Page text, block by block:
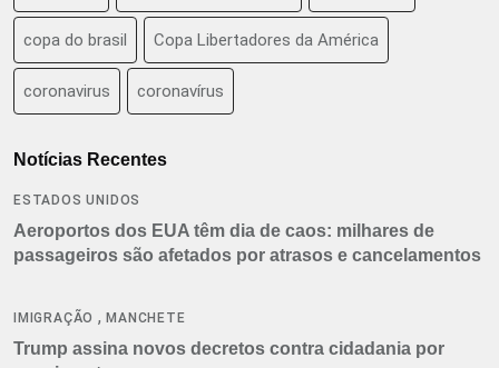
copa do brasil Copa Libertadores da América
coronavirus coronavírus
Notícias Recentes
ESTADOS UNIDOS
Aeroportos dos EUA têm dia de caos: milhares de
passageiros são afetados por atrasos e cancelamentos
IMIGRAÇÃO ,MANCHETE
Trump assina novos decretos contra cidadania por